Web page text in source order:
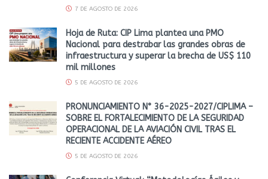
7 DE AGOSTO DE 2026
Hoja de Ruta: CIP Lima plantea una PMO
Nacional para destrabar las grandes obras de
infraestructura y superar la brecha de US$ 110
mil millones
5 DE AGOSTO DE 2026
PRONUNCIAMIENTO N° 36-2025-2027/CIPLIMA –
SOBRE EL FORTALECIMIENTO DE LA SEGURIDAD
OPERACIONAL DE LA AVIACIÓN CIVIL TRAS EL
RECIENTE ACCIDENTE AÉREO
5 DE AGOSTO DE 2026